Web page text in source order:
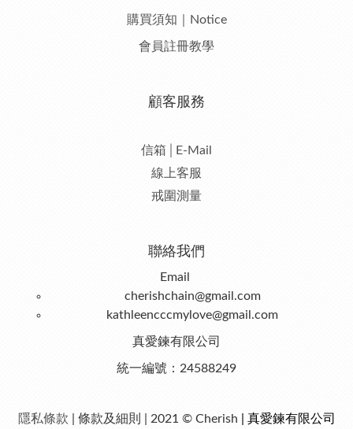
購買須知｜Notice
會員註冊教學
顧客服務
信箱│E-Mail
線上客服
戒圍測量
聯絡我們
Email
cherishchain@gmail.com
kathleencccmylove@gmail.com
真愛鍊有限公司
統一編號：24588249
隱私條款 | 條款及細則 | 2021 © Cherish | 真愛鍊有限公司